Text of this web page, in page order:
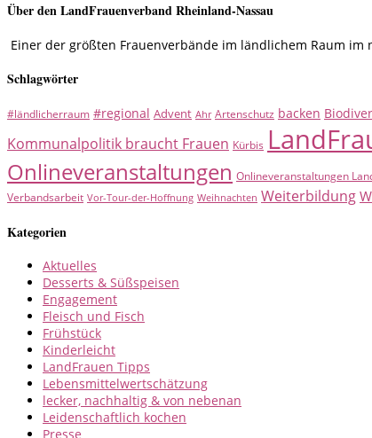
Über den LandFrauenverband Rheinland-Nassau
Einer der größten Frauenverbände im ländlichem Raum
Schlagwörter
#ländlicherraum #regional Advent Ahr Artenschutz backen
Kommunalpolitik braucht Frauen Kürbis
Onlineveranstaltungen Onlineveranstaltungen
Verbandsarbeit Vor-Tour-der-Hoffnung Weihnachten Weiterbildung
Kategorien
Aktuelles
Desserts & Süßspeisen
Engagement
Fleisch und Fisch
Frühstück
Kinderleicht
LandFrauen Tipps
Lebensmittelwertschätzung
lecker, nachhaltig & von nebenan
Leidenschaftlich kochen
Presse